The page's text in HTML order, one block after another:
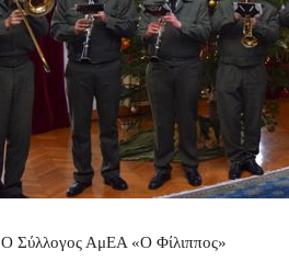
Ο Σύλλογος ΑμΕΑ «Ο Φίλιππος»